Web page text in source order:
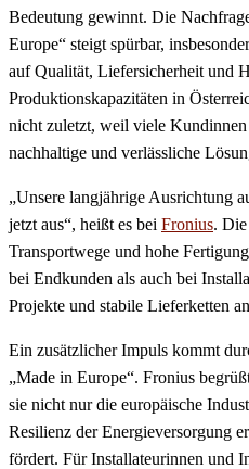
Bedeutung gewinnt. Die
Europe“ steigt spürbar,
auf Qualität, Liefersicherheit und
Produktionskapazitäten in
nicht zuletzt, weil viele
nachhaltige und verlässliche
„Unsere langjährige Ausrichtung
jetzt aus“, heißt es bei Fronius.
Transportwege und hohe
bei Endkunden als auch bei
Projekte und stabile Lieferketten
Ein zusätzlicher Impuls kommt
„Made in Europe“. Fronius
sie nicht nur die europäische
Resilienz der Energieversorgung
fördert. Für Installateurinnen und